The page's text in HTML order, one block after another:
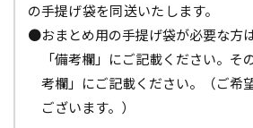
の手提げ袋を同送いたします。
●おまとめ用の手提げ袋が必要な方
「備考欄」にご記載ください。そ
考欄」にご記載ください。（ご希
ございます。）